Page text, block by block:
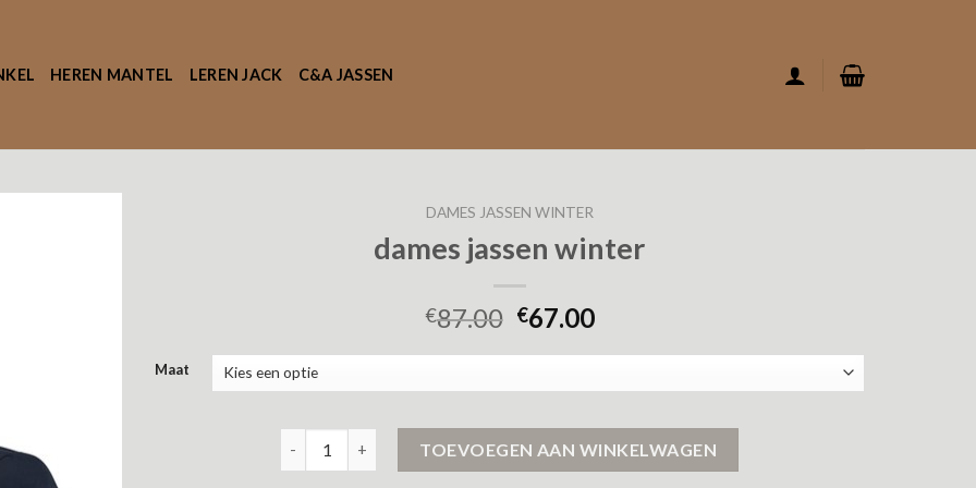
HEREN MANTEL LEREN JACK C&A JASSEN
DAMES JASSEN WINTER
dames jassen winter
€87.00 €67.00
Maat
TOEVOEGEN AAN WINKELWAGEN